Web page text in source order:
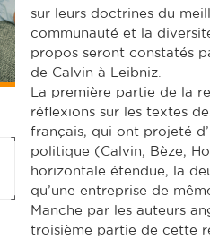
sur leurs doctrines du
communauté et la
propos seront constatés
de Calvin à Leibniz.
La première partie de la
réflexions sur les textes
français, qui ont projeté
politique (Calvin, Bèze,
horizontale étendue, la
qu’une entreprise de
Manche par les auteurs
troisième partie de cette